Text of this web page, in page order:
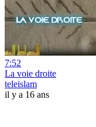
7:52
La voie droite
teleislam
il y a 16 ans